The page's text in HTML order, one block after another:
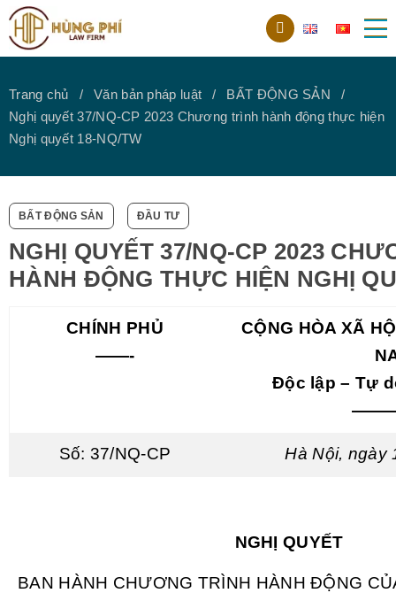
Trang chủ Văn bản pháp luật
BẤT ĐỘNG SẢN
Nghị quyết 37/NQ-CP 2023 Chương trình hành động thực hiện
Nghị quyết 18-NQ/TW
BẤT ĐỘNG SẢN ĐẦU TƯ
NGHỊ QUYẾT 37/NQ-CP 2023
HÀNH ĐỘNG THỰC HIỆN NGHỊ
CHÍNH PHỦ
——-
CỘNG HÒA XÃ
Độc lập – Tự
Số: 37/NQ-CP Hà Nội, ngày
NGHỊ QUYẾT
BAN HÀNH CHƯƠNG TRÌNH HÀNH ĐỘNG